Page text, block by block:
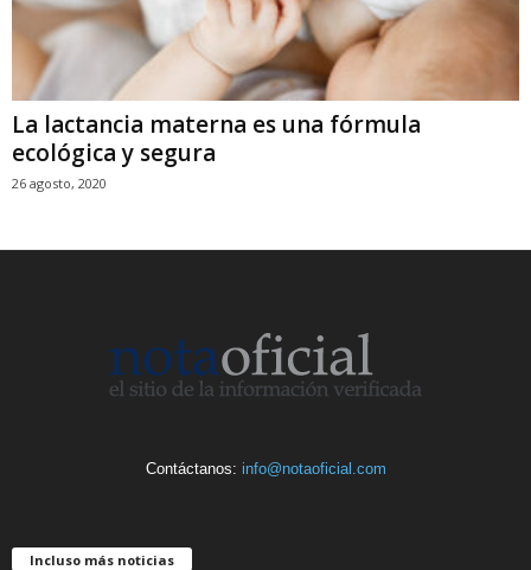
La lactancia materna es una fórmula
ecológica y segura
26 agosto, 2020
Contáctanos: info@notaoficial.com
Incluso más noticias